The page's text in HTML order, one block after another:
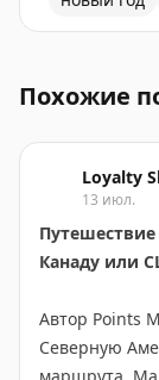
Похожие
Loyalty
13 июл.
Канаду или
Автор Points
Северную